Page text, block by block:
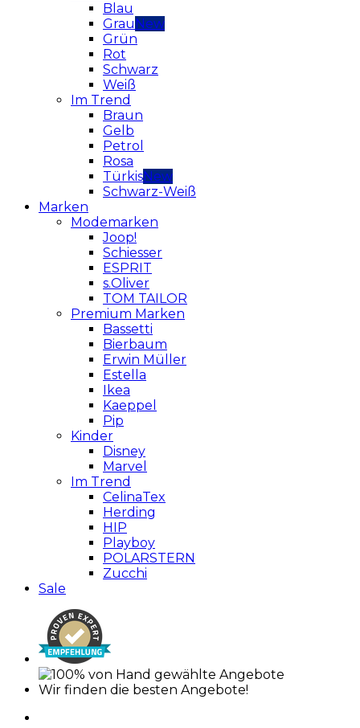
Blau
Grau
Grün
Rot
Schwarz
Weiß
Im Trend
Braun
Gelb
Petrol
Rosa
Türkis
Schwarz-Weiß
Marken
Modemarken
Joop!
Schiesser
ESPRIT
s.Oliver
TOM TAILOR
Premium Marken
Bassetti
Bierbaum
Erwin Müller
Estella
Ikea
Kaeppel
Pip
Kinder
Disney
Marvel
Im Trend
CelinaTex
Herding
HIP
Playboy
POLARSTERN
Zucchi
Sale
Wir finden die besten Angebote!